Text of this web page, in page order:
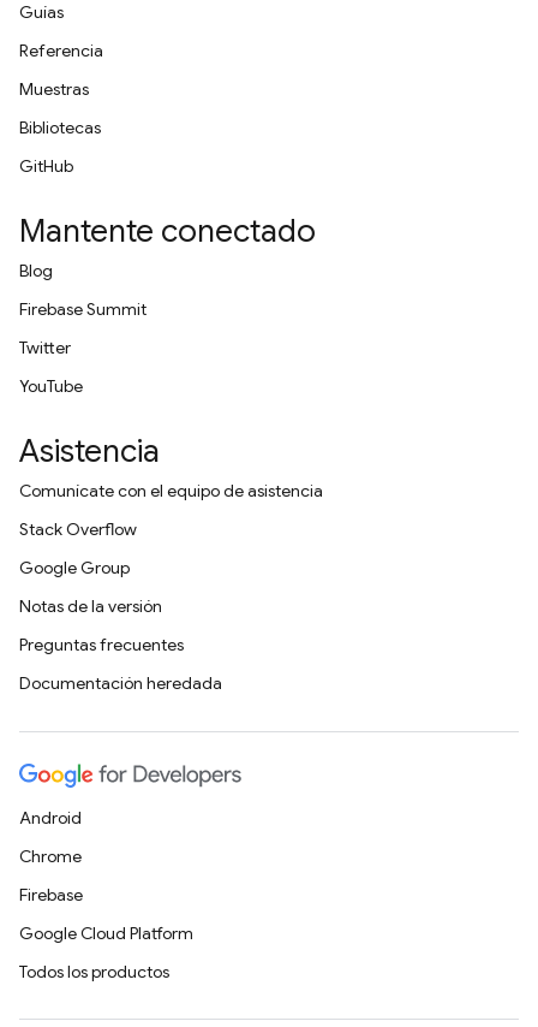
Guías
Referencia
Muestras
Bibliotecas
GitHub
Mantente conectado
Blog
Firebase Summit
Twitter
YouTube
Asistencia
Comunícate con el equipo de asistencia
Stack Overflow
Google Group
Notas de la versión
Preguntas frecuentes
Documentación heredada
Android
Chrome
Firebase
Google Cloud Platform
Todos los productos